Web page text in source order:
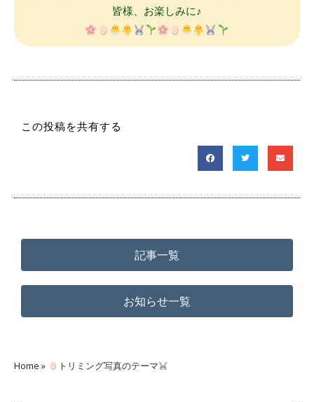
皆様、お楽しみに♪
この投稿を共有する
記事一覧
お知らせ一覧
Home » トリミング写真のテーマ